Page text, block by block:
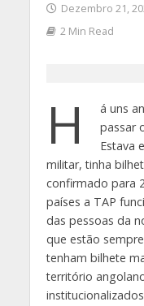
Dezembro 21,
2 Min Read
H
á uns
passar
Estava
militar, tinha
confirmado para
países a TAP
das pessoas da
que estão
tenham bilhete
território